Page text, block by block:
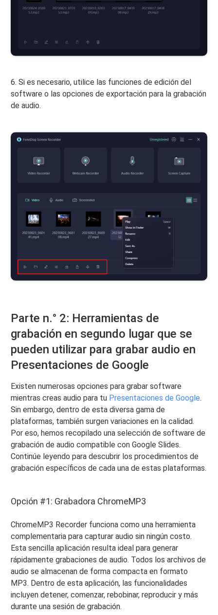
6. Si es necesario, utilice las funciones de edición del
software o las opciones de exportación para la grabación
de audio.
Parte n.° 2: Herramientas de
grabación en segundo lugar que se
pueden utilizar para grabar audio en
Presentaciones de Google
Existen numerosas opciones para grabar software
mientras creas audio para tu Presentaciones de Google.
Sin embargo, dentro de esta diversa gama de
plataformas, también surgen variaciones en la calidad.
Por eso, hemos recopilado una selección de software de
grabación de audio compatible con Google Slides.
Continúe leyendo para descubrir los procedimientos de
grabación específicos de cada una de estas plataformas.
Opción #1: Grabadora ChromeMP3
ChromeMP3 Recorder funciona como una herramienta
complementaria para capturar audio sin ningún costo.
Esta sencilla aplicación resulta ideal para generar
rápidamente grabaciones de audio. Todos los archivos de
audio se almacenan de forma compacta en formato
MP3. Dentro de esta aplicación, las funcionalidades
incluyen detener, comenzar, rebobinar, reproducir y más
durante una sesión de grabación.